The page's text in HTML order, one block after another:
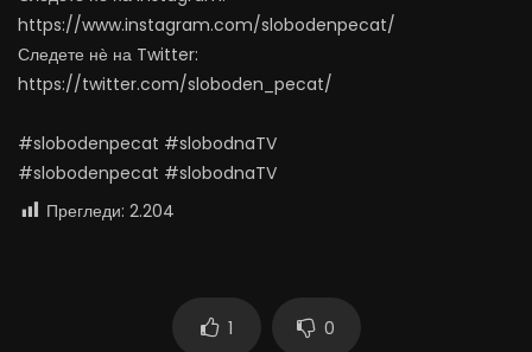
https://www.instagram.com/slobodenpecat/
Следете нѐ на Twitter:
https://twitter.com/sloboden_pecat/
#slobodenpecat #slobodnaTV
#slobodenpecat #slobodnaTV
Прегледи: 2.204
1 0